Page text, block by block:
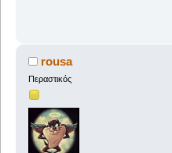
rousa
Περαστικός